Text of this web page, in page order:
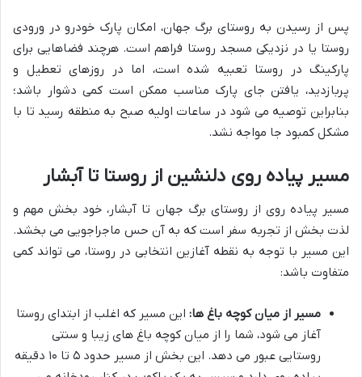
پس از رسیدن به روستای برگ جهان، امکان پارک خودرو در ورودی
روستا یا در نزدیکی مسجد روستا فراهم است. هرچند فضاهایی برای
پارکینگ در روستا تعبیه شده است، اما در روزهای تعطیل و
پربازدید، یافتن جای پارک مناسب ممکن است کمی دشوار باشد؛
بنابراین توصیه می شود در ساعات اولیه صبح به منطقه رسید تا با
مشکل کمبود جا مواجه نشد.
مسیر پیاده روی دلنشین از روستا تا آبشار
مسیر پیاده روی از روستای برگ جهان تا آبشار، خود بخش مهم و
لذت بخش از تجربه سفر است که به آن حس ماجراجویی می بخشد.
این مسیر با توجه به نقطه آغازین انتخابی در روستا، می تواند کمی
متفاوت باشد:
مسیر از میان کوچه باغ ها: این مسیر که اغلب از ابتدای روستا
آغاز می شود، شما را از میان کوچه باغ های زیبا و سنتی
روستایی عبور می دهد. این بخش از مسیر حدود ۵ تا ۱۰ دقیقه